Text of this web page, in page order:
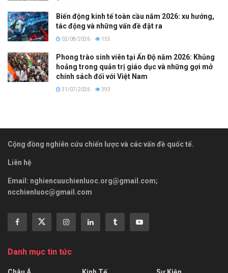
Biến động kinh tế toàn cầu năm 2026: xu hướng,
tác động và những vấn đề đặt ra
02/08/2026 155
Phong trào sinh viên tại Ấn Độ năm 2026: Khủng
hoảng trong quản trị giáo dục và những gợi mở
chính sách đối với Việt Nam
31/07/2026 393
Cộng đồng nghiên cứu chiến lược và các vấn đề quốc tế.
Liên hệ
Email: nghiencuuchienluoc.org@gmail.com;
ncchienluoc@gmail.com
Danh mục tin tức